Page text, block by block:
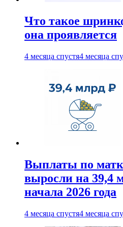
Что такое
она проявляется
4 месяца спустя4 месяца
Выплаты по
выросли на 39,4
начала 2026 года
4 месяца спустя4 месяца